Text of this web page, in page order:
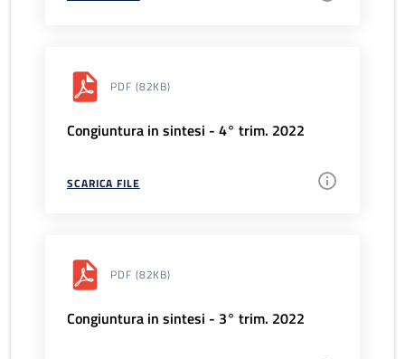
PDF (82KB)
Congiuntura in sintesi - 4° trim. 2022
SCARICA FILE
PDF (82KB)
Congiuntura in sintesi - 3° trim. 2022